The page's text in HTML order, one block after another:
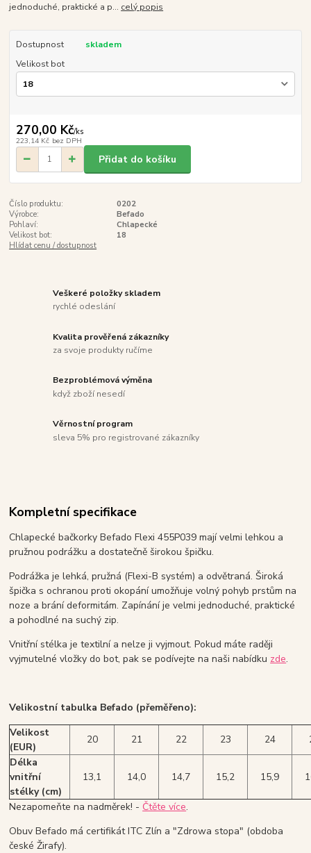
jednoduché, praktické a p... celý popis
Dostupnost
skladem
Velikost bot
270,00 Kč/ks
223,14 Kč bez DPH
Přidat do košíku
Číslo produktu:
0202
Výrobce:
Befado
Pohlaví:
Chlapecké
Velikost bot:
18
Hlídat cenu / dostupnost
Veškeré položky skladem
rychlé odeslání
Kvalita prověřená zákazníky
za svoje produkty ručíme
Bezproblémová výměna
když zboží nesedí
Věrnostní program
sleva 5% pro registrované zákazníky
Kompletní specifikace
Chlapecké bačkorky Befado Flexi 455P039 mají velmi lehkou a
pružnou podrážku a dostatečně širokou špičku.
Podrážka je lehká, pružná (Flexi-B systém) a odvětraná. Široká
špička s ochranou proti okopání umožňuje volný pohyb prstům na
noze a brání deformitám. Zapínání je velmi jednoduché, praktické
a pohodlné na suchý zip.
Vnitřní stélka je textilní a nelze ji vyjmout. Pokud máte raději
vyjmutelné vložky do bot, pak se podívejte na naši nabídku zde.
Velikostní tabulka Befado (přeměřeno):
Velikost
(EUR)
20 21 22 23 24
Délka
vnitřní
stélky (cm)
13,1 14,0 14,7 15,2 15,9
Nezapomeňte na nadměrek! - Čtěte více.
Obuv Befado má certifikát ITC Zlín a "Zdrowa stopa" (obdoba
české Žirafy).